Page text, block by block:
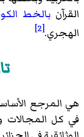
القرآنبالخط
الهجري.[2]
هي المرجع
في كل المجالات